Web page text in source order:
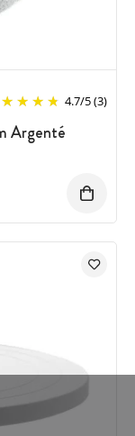
4.7/5(3)
Argenté